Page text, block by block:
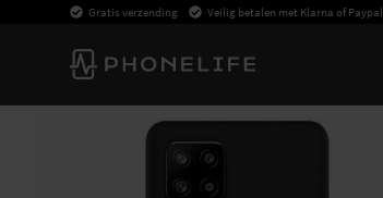
Gratis verzending Veilig betalen met Klarna of Paypal